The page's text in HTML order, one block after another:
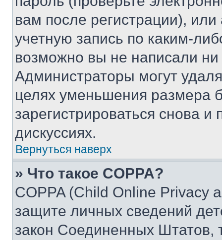
вам после регистрации),
учетную запись по каким-
возможно вы не написали
Администраторы могут
целях уменьшения размера
зарегистрироваться снова и
дискуссиях.
Вернуться наверх
» Что такое COPPA?
COPPA (Child Online Privacy
защите личных сведений
закон Соединенных Штатов,